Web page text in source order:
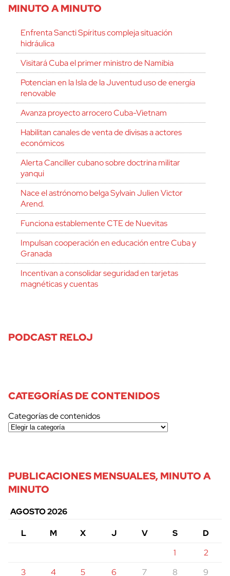
MINUTO A MINUTO
Enfrenta Sancti Spíritus compleja situación
hidráulica
Visitará Cuba el primer ministro de Namibia
Potencian en la Isla de la Juventud uso de energía
renovable
Avanza proyecto arrocero Cuba-Vietnam
Habilitan canales de venta de divisas a actores
económicos
Alerta Canciller cubano sobre doctrina militar
yanqui
Nace el astrónomo belga Sylvain Julien Victor
Arend.
Funciona establemente CTE de Nuevitas
Impulsan cooperación en educación entre Cuba y
Granada
Incentivan a consolidar seguridad en tarjetas
magnéticas y cuentas
PODCAST RELOJ
CATEGORÍAS DE CONTENIDOS
Categorías de contenidos
PUBLICACIONES MENSUALES, MINUTO A
MINUTO
AGOSTO 2026
L
M X J V S
D
1
2
3
4 5 6 7 8 9